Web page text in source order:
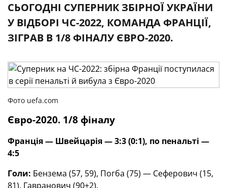
СЬОГОДНІ СУПЕРНИК ЗБІРНОЇ УКРАЇНИ
У ВІДБОРІ ЧС-2022, КОМАНДА ФРАНЦІЇ,
ЗІГРАВ В 1/8 ФІНАЛУ ЄВРО-2020.
Фото uefa.com
Євро-2020. 1/8 фіналу
Франція — Швейцарія — 3:3 (0:1), по пенальті —
4:5
Голи: Бензема (57, 59), Погба (75) — Сеферович (15,
81), Гавранович (90+2).